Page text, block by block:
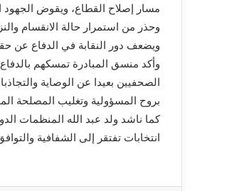
مسار إصلاح القطاع، ويقوض الجهود
وحذر من استمرار حالة الانقسام
ويضعف دور النقابة في الدفاع عن
وأكد منسق المبادرة تمسكهم
الصحفيين بعيدا عن الوصاية
بروح المسؤولية وتغليب المصلحة
كما ناشد ولد عبد الله المنظمات
انتخابات تفتقر إلى الشفافية